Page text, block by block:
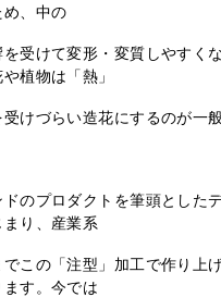
め、中の
受けて変形・変質しやすく
植物は「熱」
けづらい造花にするのが一般
のプロダクトを筆頭とした
り、産業系
この「注型」加工で作り上
す。今では